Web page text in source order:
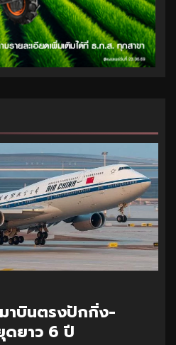
าบินตรงปักกิ่ง-
ดยาว 6 ปี